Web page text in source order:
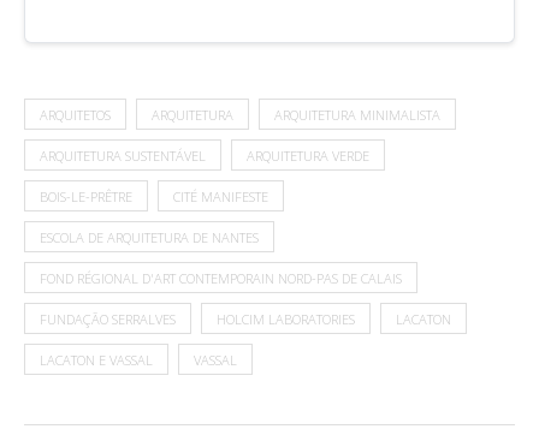
ARQUITETOS ARQUITETURA ARQUITETURA MINIMALISTA
ARQUITETURA SUSTENTÁVEL ARQUITETURA VERDE
BOIS-LE-PRÊTRE CITÉ MANIFESTE
ESCOLA DE ARQUITETURA DE NANTES
FOND RÉGIONAL D'ART CONTEMPORAIN NORD-PAS DE CALAIS
FUNDAÇÃO SERRALVES HOLCIM LABORATORIES LACATON
LACATON E VASSAL VASSAL